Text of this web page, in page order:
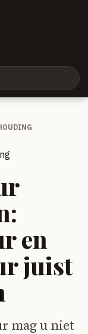
en
juist
mag u niet